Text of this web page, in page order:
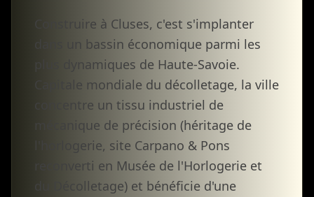
Construire à Cluses, c'est s'implanter
dans un bassin économique parmi les
plus dynamiques de Haute-Savoie.
Capitale mondiale du décolletage, la ville
concentre un tissu industriel de
mécanique de précision (héritage de
l'horlogerie, site Carpano & Pons
reconverti en Musée de l'Horlogerie et
du Décolletage) et bénéficie d'une